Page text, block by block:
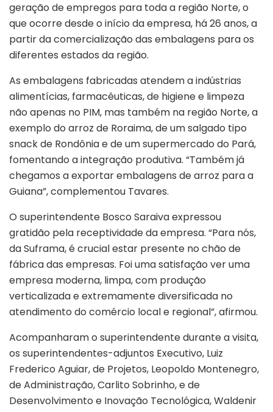
geração de empregos para toda a região Norte, o
que ocorre desde o início da empresa, há 26 anos, a
partir da comercialização das embalagens para os
diferentes estados da região.
As embalagens fabricadas atendem a indústrias
alimentícias, farmacêuticas, de higiene e limpeza
não apenas no PIM, mas também na região Norte, a
exemplo do arroz de Roraima, de um salgado tipo
snack de Rondônia e de um supermercado do Pará,
fomentando a integração produtiva. “Também já
chegamos a exportar embalagens de arroz para a
Guiana”, complementou Tavares.
O superintendente Bosco Saraiva expressou
gratidão pela receptividade da empresa. “Para nós,
da Suframa, é crucial estar presente no chão de
fábrica das empresas. Foi uma satisfação ver uma
empresa moderna, limpa, com produção
verticalizada e extremamente diversificada no
atendimento do comércio local e regional”, afirmou.
Acompanharam o superintendente durante a visita,
os superintendentes-adjuntos Executivo, Luiz
Frederico Aguiar, de Projetos, Leopoldo Montenegro,
de Administração, Carlito Sobrinho, e de
Desenvolvimento e Inovação Tecnológica, Waldenir